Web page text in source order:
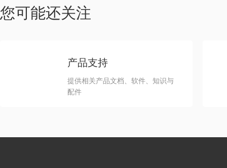
您可能还关注
产品支持
提供相关产品文档、软件、知识与
配件